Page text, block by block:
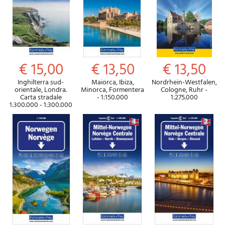
€ 15,00
Inghilterra sud-
orientale, Londra.
Carta stradale
1:300.000 - 1:300.000
€ 13,50
Maiorca, Ibiza,
Minorca, Formentera
- 1:150.000
€ 13,50
Nordrhein-Westfalen,
Cologne, Ruhr -
1:275.000